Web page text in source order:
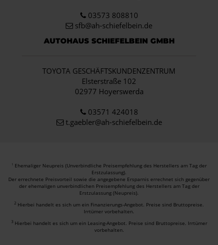
03573 808810
sfb@ah-schiefelbein.de
AUTOHAUS SCHIEFELBEIN GMBH
TOYOTA GESCHÄFTSKUNDENZENTRUM
Elsterstraße 102
02977 Hoyerswerda
03571 424018
t.gaebler@ah-schiefelbein.de
1 Ehemaliger Neupreis (Unverbindliche Preisempfehlung des Herstellers am Tag der
Erstzulassung).
Der errechnete Preisvorteil sowie die angegebene Ersparnis errechnet sich gegenüber
der ehemaligen unverbindlichen Preisempfehlung des Herstellers am Tag der
Erstzulassung (Neupreis).
2 Hierbei handelt es sich um ein Finanzierungs-Angebot. Preise sind Bruttopreise.
Irrtümer vorbehalten.
3 Hierbei handelt es sich um ein Leasing-Angebot. Preise sind Bruttopreise. Irrtümer
vorbehalten.